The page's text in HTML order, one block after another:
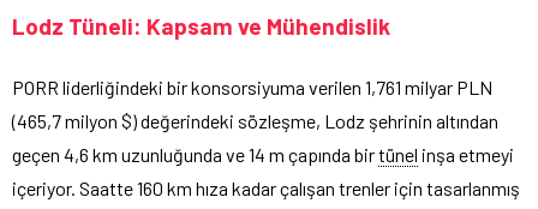
Lodz Tüneli: Kapsam ve Mühendislik
PORR liderliğindeki bir konsorsiyuma verilen 1,761 milyar PLN
(465,7 milyon $) değerindeki sözleşme, Lodz şehrinin altından
geçen 4,6 km uzunluğunda ve 14 m çapında birtünel inşa etmeyi
içeriyor. Saatte 160 km hıza kadar çalışan trenler için tasarlanmış